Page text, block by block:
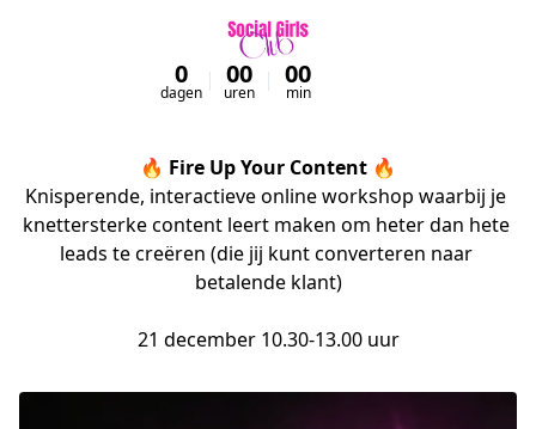
0
dagen
00
uren
00
min
🔥 Fire Up Your Content 🔥
Knisperende, interactieve online workshop waarbij je
knettersterke content leert maken om heter dan hete
leads te creëren (die jij kunt converteren naar
betalende klant)
21 december 10.30-13.00 uur